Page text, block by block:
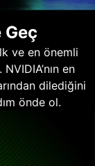
Geç
ve en önemli
en
dilediğini
önde ol.